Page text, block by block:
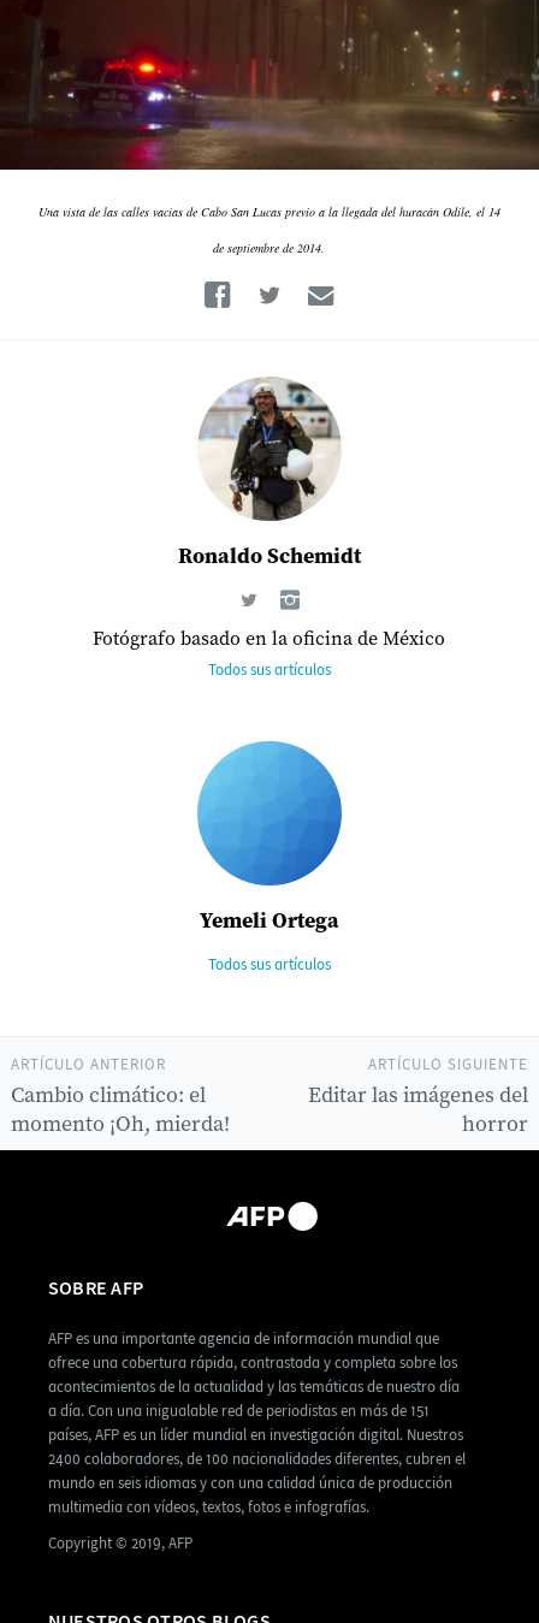
Una vista de las calles vacías de Cabo San Lucas previo a la llegada del huracán Odile, el 14
de septiembre de 2014.
Facebook
Twitter
Ronaldo Schemidt
Fotógrafo basado en la oficina de México
Todos sus artículos
Yemeli Ortega
Todos sus artículos
ARTÍCULO SIGUIENTE
Editar las imágenes del
horror
ARTÍCULO ANTERIOR
Cambio climático: el
momento ¡Oh, mierda!
SOBRE AFP
AFP es una importante agencia de información mundial que
ofrece una cobertura rápida, contrastada y completa sobre los
acontecimientos de la actualidad y las temáticas de nuestro día
a día. Con una inigualable red de periodistas en más de 151
países, AFP es un líder mundial en investigación digital. Nuestros
2400 colaboradores, de 100 nacionalidades diferentes, cubren el
mundo en seis idiomas y con una calidad única de producción
multimedia con vídeos, textos, fotos e infografías.
Copyright © 2019, AFP